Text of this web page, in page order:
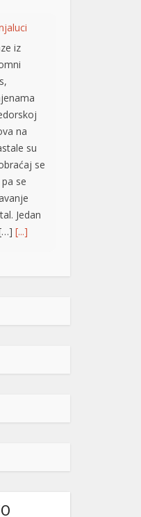
iz
na
su
se
se
Jedan
[...]
slab do